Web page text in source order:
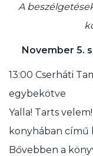
A
November 5.
13:00 Cserháti
egybekötve
Yalla! Tarts
konyhában című
Bővebben a